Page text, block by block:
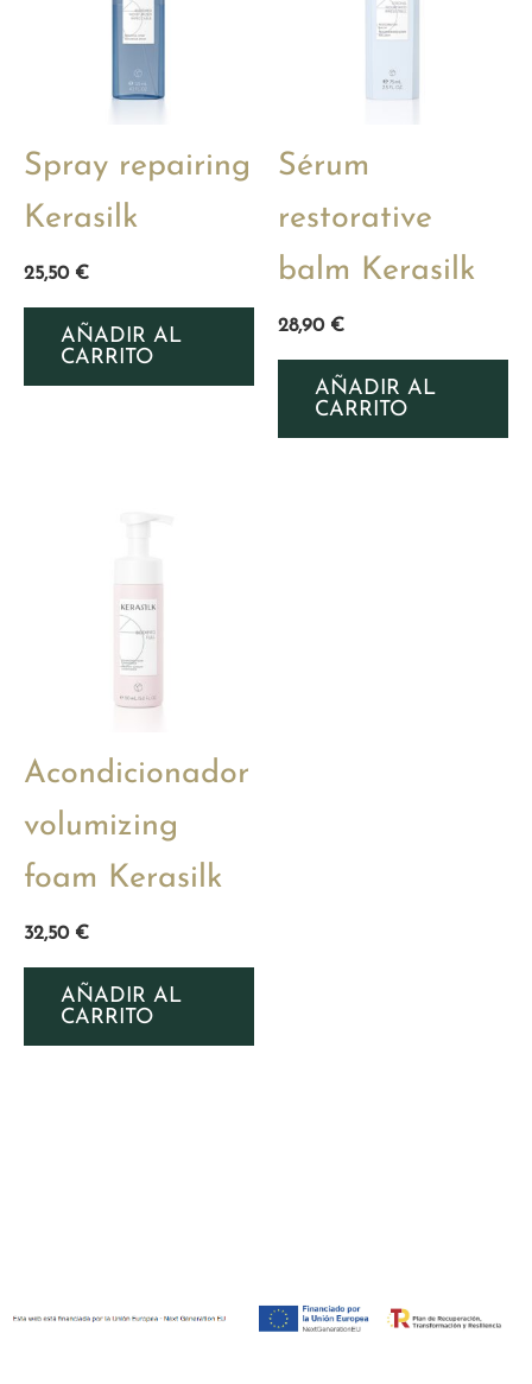
Spray repairing
Kerasilk
25,50 €
AÑADIR AL
CARRITO
Sérum
restorative
balm Kerasilk
28,90 €
AÑADIR AL
CARRITO
Acondicionador
volumizing
foam Kerasilk
32,50 €
AÑADIR AL
CARRITO